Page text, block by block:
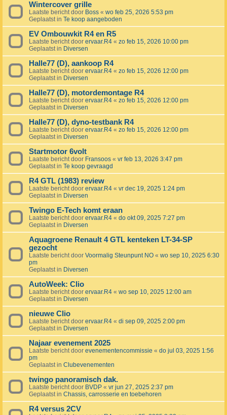
Wintercover grille
Laatste bericht door Boss « wo feb 25, 2026 5:53 pm
Geplaatst in Te koop aangeboden
EV Ombouwkit R4 en R5
Laatste bericht door ervaar.R4 « zo feb 15, 2026 10:00 pm
Geplaatst in Diversen
Halle77 (D), aankoop R4
Laatste bericht door ervaar.R4 « zo feb 15, 2026 12:00 pm
Geplaatst in Diversen
Halle77 (D), motordemontage R4
Laatste bericht door ervaar.R4 « zo feb 15, 2026 12:00 pm
Geplaatst in Diversen
Halle77 (D), dyno-testbank R4
Laatste bericht door ervaar.R4 « zo feb 15, 2026 12:00 pm
Geplaatst in Diversen
Startmotor 6volt
Laatste bericht door Fransoos « vr feb 13, 2026 3:47 pm
Geplaatst in Te koop gevraagd
R4 GTL (1983) review
Laatste bericht door ervaar.R4 « vr dec 19, 2025 1:24 pm
Geplaatst in Diversen
Twingo E-Tech komt eraan
Laatste bericht door ervaar.R4 « do okt 09, 2025 7:27 pm
Geplaatst in Diversen
Aquagroene Renault 4 GTL kenteken LT-34-SP
gezocht
Laatste bericht door Voormalig Steunpunt NO « wo sep 10, 2025 6:30
pm
Geplaatst in Diversen
AutoWeek: Clio
Laatste bericht door ervaar.R4 « wo sep 10, 2025 12:00 am
Geplaatst in Diversen
nieuwe Clio
Laatste bericht door ervaar.R4 « di sep 09, 2025 2:00 pm
Geplaatst in Diversen
Najaar evenement 2025
Laatste bericht door evenementencommissie « do jul 03, 2025 1:56
pm
Geplaatst in Clubevenementen
twingo panoramisch dak.
Laatste bericht door BVDP « vr jun 27, 2025 2:37 pm
Geplaatst in Chassis, carrosserie en toebehoren
R4 versus 2CV